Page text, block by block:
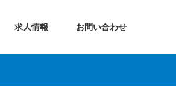
求人情報 お問い合わせ